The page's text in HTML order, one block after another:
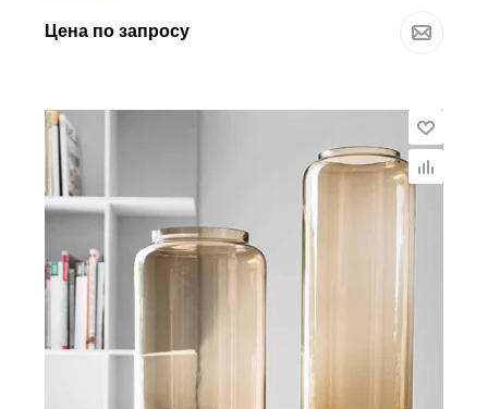
Цена по запросу